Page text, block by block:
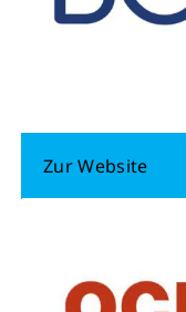
Zur Website